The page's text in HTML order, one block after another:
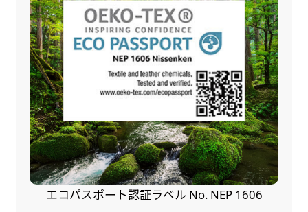
エコパスポート認証ラベル No. NEP 1606